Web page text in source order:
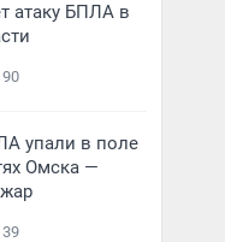
атаку БПЛА в
90
упали в поле
Омска —
39